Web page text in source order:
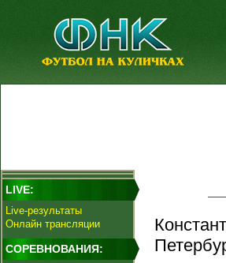
LIVE:
Live-результаты
Онлайн трансляции
СОРЕВНОВАНИЯ: